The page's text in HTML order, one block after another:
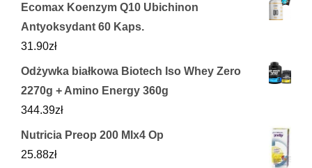
Ecomax Koenzym Q10 Ubichinon
Antyoksydant 60 Kaps.
31.90zł
Odżywka białkowa Biotech Iso Whey Zero
2270g + Amino Energy 360g
344.39zł
Nutricia Preop 200 Mlx4 Op
25.88zł